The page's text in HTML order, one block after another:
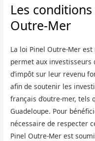
Les
Outre-Mer
La loi Pinel Outre-Mer
permet aux investisseurs
d’impôt sur leur revenu
afin de soutenir les
français d’outre-mer, tels
Guadeloupe. Pour
nécessaire de respecter
Pinel Outre-Mer est